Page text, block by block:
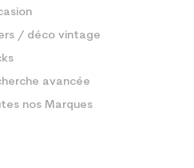
/ déco vintage
avancée
nos Marques